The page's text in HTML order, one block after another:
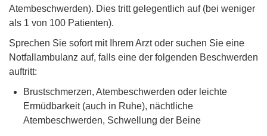
Atembeschwerden). Dies tritt gelegentlich auf (bei weniger
als 1 von 100 Patienten).
Sprechen Sie sofort mit Ihrem Arzt oder suchen Sie eine
Notfallambulanz auf, falls eine der folgenden Beschwerden
auftritt:
Brustschmerzen, Atembeschwerden oder leichte
Ermüdbarkeit (auch in Ruhe), nächtliche
Atembeschwerden, Schwellung der Beine